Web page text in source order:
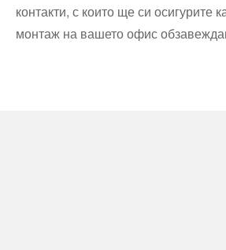
контакти, с които ще си осигурите
монтаж на вашето офис